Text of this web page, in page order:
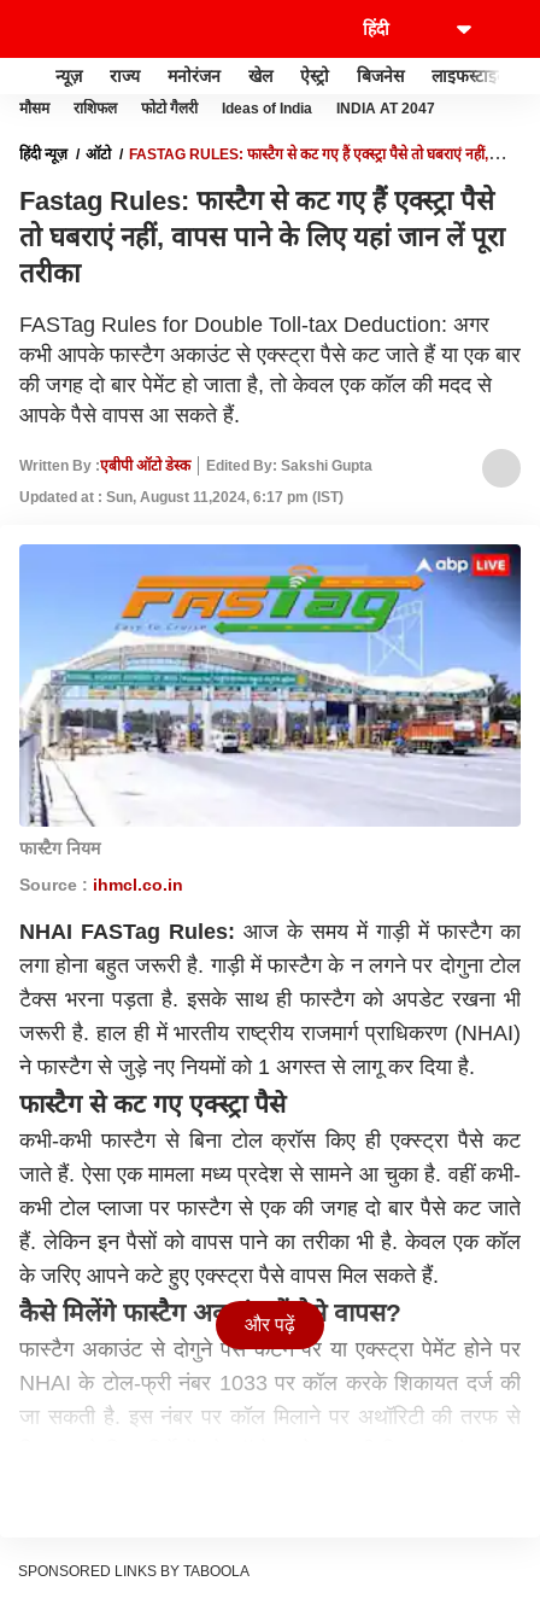
न्यूज़ राज्य मनोरंजन खेल ऐस्ट्रो बिजनेस लाइफस्टाइल
मौसम राशिफल फोटो गैलरी Ideas of India INDIA AT 2047
हिंदी न्यूज़ ऑटो
FASTAG RULES: फास्टैग से कट गए हैं एक्स्ट्रा पैसे तो घबराएं नहीं,
Fastag Rules: फास्टैग से कट गए हैं एक्स्ट्रा पैसे
तो घबराएं नहीं, वापस पाने के लिए यहां जान लें पूरा
तरीका
FASTag Rules for Double Toll-tax Deduction: अगर
कभी आपके फास्टैग अकाउंट से एक्स्ट्रा पैसे कट जाते हैं या एक बार
की जगह दो बार पेमेंट हो जाता है, तो केवल एक कॉल की मदद से
आपके पैसे वापस आ सकते हैं.
Written By :एबीपी ऑटो डेस्क
Edited By: Sakshi Gupta
Updated at : Sun, August 11,2024, 6:17 pm (IST)
फास्टैग नियम
Source : ihmcl.co.in
NHAI FASTag Rules: आज के समय में गाड़ी में फास्टैग का
लगा होना बहुत जरूरी है. गाड़ी में फास्टैग के न लगने पर दोगुना टोल
टैक्स भरना पड़ता है. इसके साथ ही फास्टैग को अपडेट रखना भी
जरूरी है. हाल ही में भारतीय राष्ट्रीय राजमार्ग प्राधिकरण (NHAI)
ने फास्टैग से जुड़े नए नियमों को 1 अगस्त से लागू कर दिया है.
फास्टैग से कट गए एक्स्ट्रा पैसे
कभी-कभी फास्टैग से बिना टोल क्रॉस किए ही एक्स्ट्रा पैसे कट
जाते हैं. ऐसा एक मामला मध्य प्रदेश से सामने आ चुका है. वहीं कभी-
कभी टोल प्लाजा पर फास्टैग से एक की जगह दो बार पैसे कट जाते
हैं. लेकिन इन पैसों को वापस पाने का तरीका भी है. केवल एक कॉल
के जरिए आपने कटे हुए एक्स्ट्रा पैसे वापस मिल सकते हैं.
कैसे मिलेंगे फास्टैग अकाउंट में पैसे वापस?
फास्टैग अकाउंट से दोगुने पैसे कटने पर या एक्स्ट्रा पेमेंट होने पर
NHAI के टोल-फ्री नंबर 1033 पर कॉल करके शिकायत दर्ज की
जा सकती है. इस नंबर पर कॉल मिलाने पर अथॉरिटी की तरफ से
और पढ़ें
SPONSORED LINKS BY TABOOLA